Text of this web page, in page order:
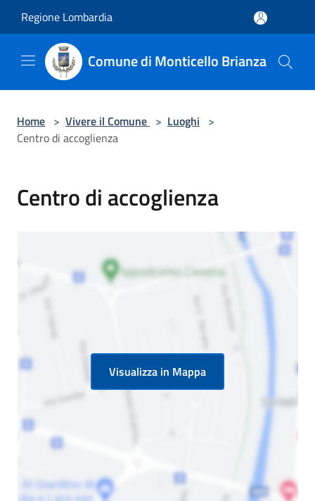
Regione Lombardia
Comune di Monticello Brianza
Home > Vivere il Comune > Luoghi >
Centro di accoglienza
Centro di accoglienza
Visualizza in Mappa